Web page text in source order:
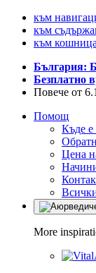
към
към
към
България:
Безплатно
Повече от
Помощ
Къде е
Цена
More